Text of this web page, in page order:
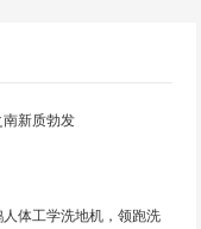
新质勃发
体工学洗地机，领跑洗